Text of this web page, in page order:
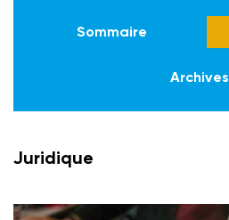
Sommaire
Archives
Juridique